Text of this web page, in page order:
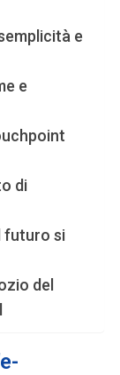
e
e
di
futuro si
del